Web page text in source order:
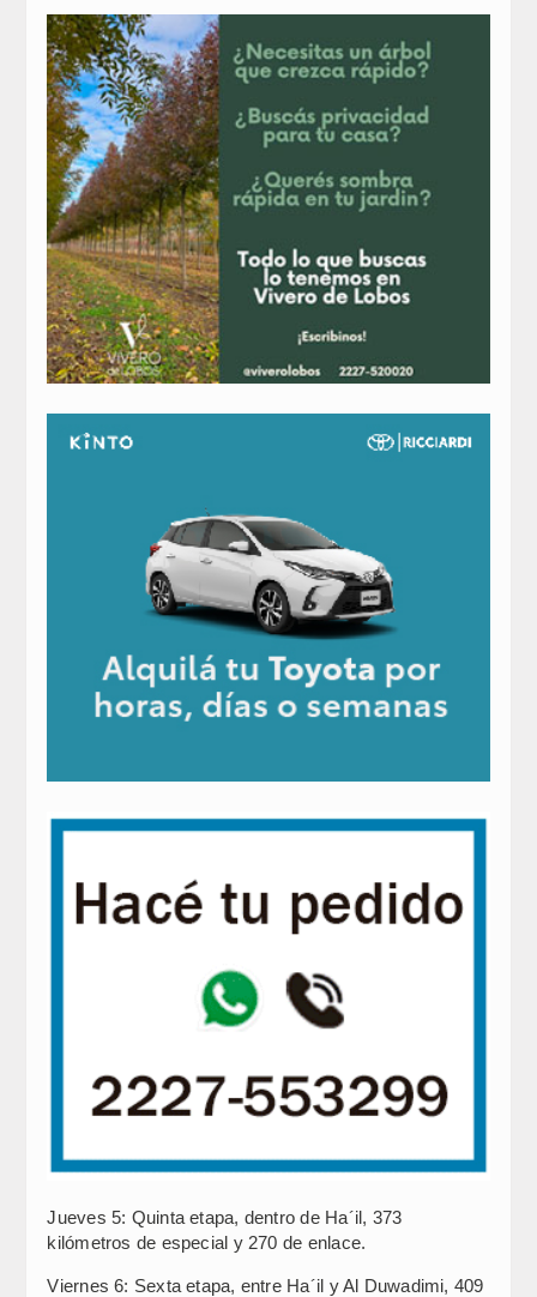
Jueves 5: Quinta etapa, dentro de Ha´il, 373
kilómetros de especial y 270 de enlace.
Viernes 6: Sexta etapa, entre Ha´il y Al Duwadimi, 409